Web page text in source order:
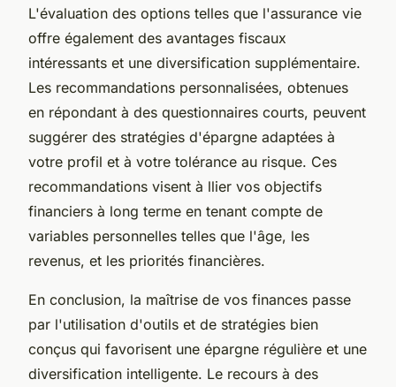
L'évaluation des options telles que l'assurance vie
offre également des avantages fiscaux
intéressants et une diversification supplémentaire.
Les recommandations personnalisées, obtenues
en répondant à des questionnaires courts, peuvent
suggérer des stratégies d'épargne adaptées à
votre profil et à votre tolérance au risque. Ces
recommandations visent à llier vos objectifs
financiers à long terme en tenant compte de
variables personnelles telles que l'âge, les
revenus, et les priorités financières.
En conclusion, la maîtrise de vos finances passe
par l'utilisation d'outils et de stratégies bien
conçus qui favorisent une épargne régulière et une
diversification intelligente. Le recours à des